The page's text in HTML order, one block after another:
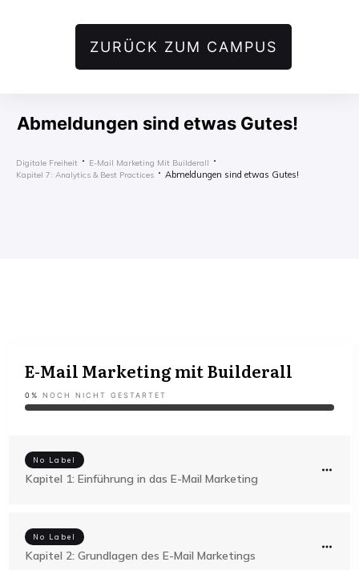
ZURÜCK ZUM CAMPUS
Abmeldungen sind etwas Gutes!
Digitale Freiheit
E-Mail Marketing Mit Builderall
Kapitel 7: Analytics & Best Practices
Abmeldungen sind etwas Gutes!
E-Mail Marketing mit Builderall
0% NOCH NICHT GESTARTET
No Label
Kapitel 1: Einführung in das E-Mail Marketing
No Label
Kapitel 2: Grundlagen des E-Mail Marketings